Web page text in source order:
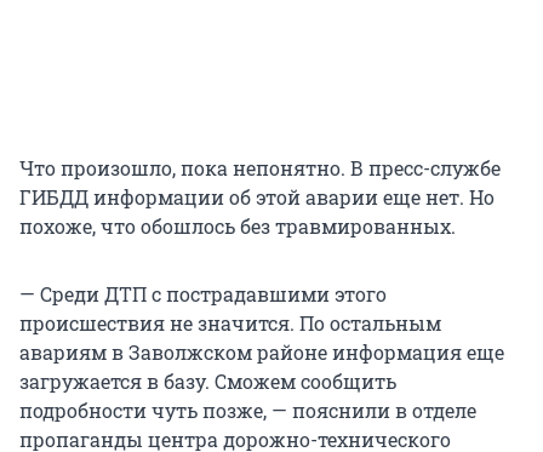
Что произошло, пока непонятно. В пресс-службе
ГИБДД информации об этой аварии еще нет. Но
похоже, что обошлось без травмированных.
— Среди ДТП с пострадавшими этого
происшествия не значится. По остальным
авариям в Заволжском районе информация еще
загружается в базу. Сможем сообщить
подробности чуть позже, — пояснили в отделе
пропаганды центра дорожно-технического